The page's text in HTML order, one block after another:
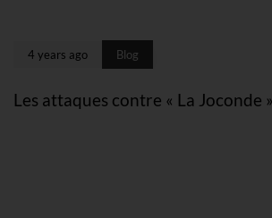
4 years ago Blog
Les attaques contre « La Joconde »